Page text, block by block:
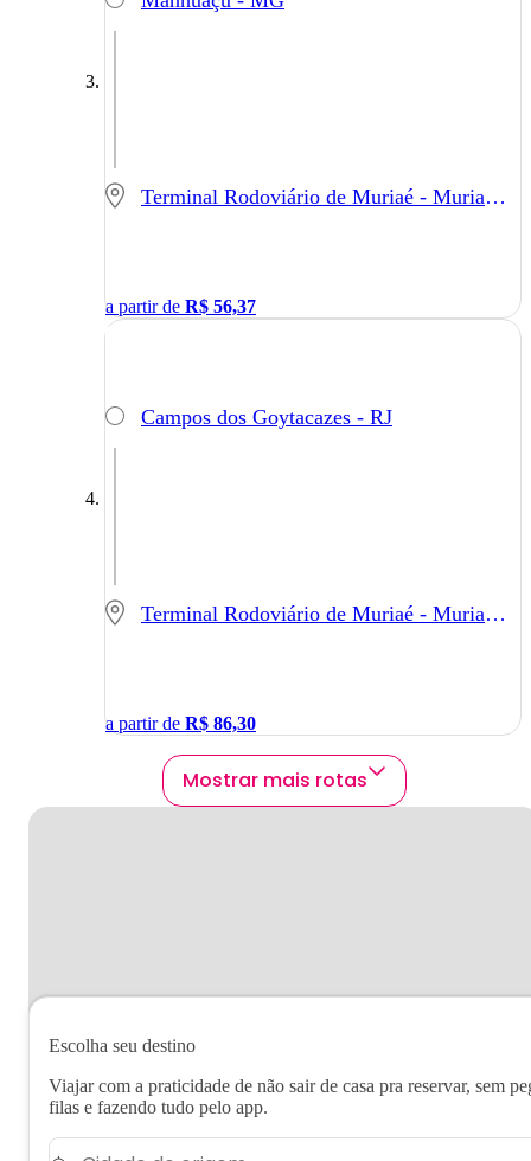
Terminal Rodoviário de Muriaé - Muriaé - MG
a partir de R$ 56,37
Campos dos Goytacazes - RJ
Terminal Rodoviário de Muriaé - Muriaé - MG
a partir de R$ 86,30
Mostrar mais rotas
Escolha seu destino
Viajar com a praticidade de não sair de casa pra reservar, sem
filas e fazendo tudo pelo app.